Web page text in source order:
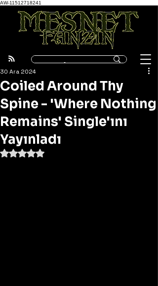
AW-11512718241
Coiled Around Thy
Spine - 'Where Nothing
Remains' Single'ını
Yayınladı
30 Ara 2024
5 üzerinden NaN yıldız